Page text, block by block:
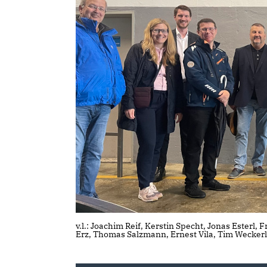
v.l.: Joachim Reif, Kerstin Specht, Jonas
Erz, Thomas Salzmann, Ernest Vila, Tim